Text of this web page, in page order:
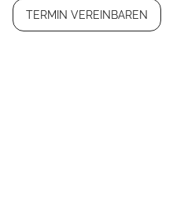
TERMIN VEREINBAREN